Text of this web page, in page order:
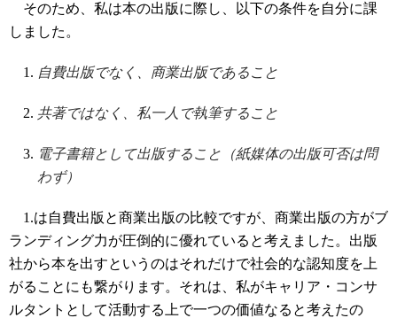
そのため、私は本の出版に際し、以下の条件を自分に課
しました。
自費出版でなく、商業出版であること
共著ではなく、私一人で執筆すること
電子書籍として出版すること（紙媒体の出版可否は問
わず）
1.は自費出版と商業出版の比較ですが、商業出版の方がブ
ランディング力が圧倒的に優れていると考えました。出版
社から本を出すというのはそれだけで社会的な認知度を上
がることにも繋がります。それは、私がキャリア・コンサ
ルタントとして活動する上で一つの価値なると考えたの